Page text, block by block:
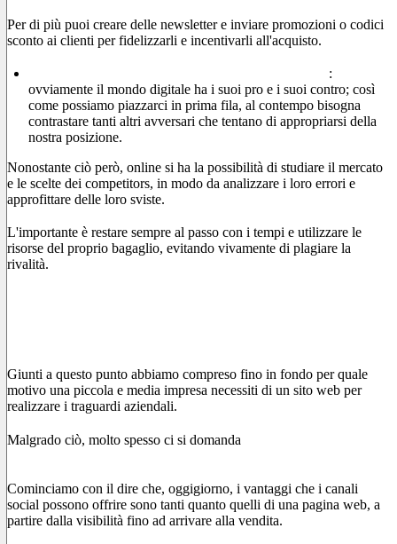
Per di più puoi creare delle newsletter e inviare promozioni o codici
sconto ai clienti per fidelizzarli e incentivarli all'acquisto.
:
ovviamente il mondo digitale ha i suoi pro e i suoi contro; così
come possiamo piazzarci in prima fila, al contempo bisogna
contrastare tanti altri avversari che tentano di appropriarsi della
nostra posizione.
Nonostante ciò però, online si ha la possibilità di studiare il mercato
e le scelte dei competitors, in modo da analizzare i loro errori e
approfittare delle loro sviste.
L'importante è restare sempre al passo con i tempi e utilizzare le
risorse del proprio bagaglio, evitando vivamente di plagiare la
rivalità.
Giunti a questo punto abbiamo compreso fino in fondo per quale
motivo una piccola e media impresa necessiti di un sito web per
realizzare i traguardi aziendali.
Malgrado ciò, molto spesso ci si domanda
Cominciamo con il dire che, oggigiorno, i vantaggi che i canali
social possono offrire sono tanti quanto quelli di una pagina web, a
partire dalla visibilità fino ad arrivare alla vendita.